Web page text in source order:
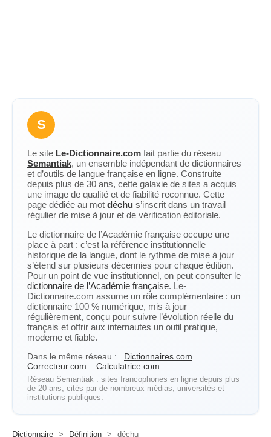
S
Le site Le-Dictionnaire.com fait partie du réseau
Semantiak, un ensemble indépendant de dictionnaires
et d’outils de langue française en ligne. Construite
depuis plus de 30 ans, cette galaxie de sites a acquis
une image de qualité et de fiabilité reconnue. Cette
page dédiée au mot déchu s’inscrit dans un travail
régulier de mise à jour et de vérification éditoriale.
Le dictionnaire de l’Académie française occupe une
place à part : c’est la référence institutionnelle
historique de la langue, dont le rythme de mise à jour
s’étend sur plusieurs décennies pour chaque édition.
Pour un point de vue institutionnel, on peut consulter le
dictionnaire de l’Académie française. Le-
Dictionnaire.com assume un rôle complémentaire : un
dictionnaire 100 % numérique, mis à jour
régulièrement, conçu pour suivre l’évolution réelle du
français et offrir aux internautes un outil pratique,
moderne et fiable.
Dans le même réseau :
Dictionnaires.com
Correcteur.com
Calculatrice.com
Réseau Semantiak : sites francophones en ligne depuis plus
de 20 ans, cités par de nombreux médias, universités et
institutions publiques.
Dictionnaire > Définition > déchu